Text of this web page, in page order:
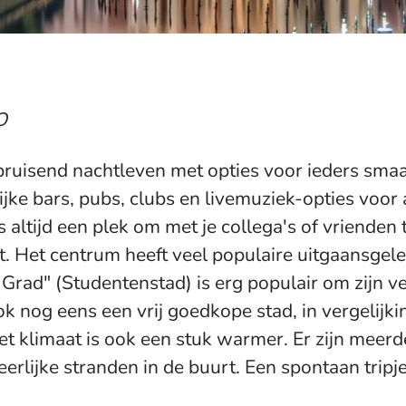
nachtleven met opties voor ieders
bars, pubs, clubs en livemuziek-opties voor
altijd een plek om met je collega's of vrienden
Het centrum heeft veel populaire
(Studentenstad) is erg populair om zijn
nog eens een vrij goedkope stad, in
klimaat is ook een stuk warmer. Er zijn
stranden in de buurt. Een spontaan